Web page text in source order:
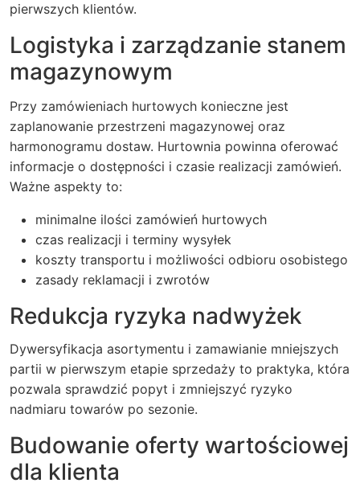
pierwszych klientów.
Logistyka i zarządzanie stanem
magazynowym
Przy zamówieniach hurtowych konieczne jest
zaplanowanie przestrzeni magazynowej oraz
harmonogramu dostaw. Hurtownia powinna oferować
informacje o dostępności i czasie realizacji zamówień.
Ważne aspekty to:
minimalne ilości zamówień hurtowych
czas realizacji i terminy wysyłek
koszty transportu i możliwości odbioru osobistego
zasady reklamacji i zwrotów
Redukcja ryzyka nadwyżek
Dywersyfikacja asortymentu i zamawianie mniejszych
partii w pierwszym etapie sprzedaży to praktyka, która
pozwala sprawdzić popyt i zmniejszyć ryzyko
nadmiaru towarów po sezonie.
Budowanie oferty wartościowej
dla klienta